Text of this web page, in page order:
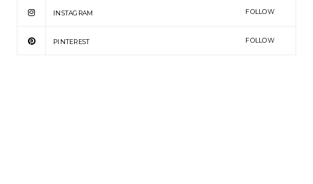
INSTAGRAM FOLLOW
PINTEREST FOLLOW